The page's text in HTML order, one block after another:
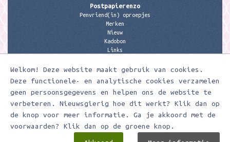
Welkom! Deze website maakt gebruik van cookies.
Deze functionele- en analytische cookies verzamelen
geen persoonsgegevens en helpen ons de website te
verbeteren. Nieuwsgierig hoe dit werkt? Klik dan op
de knop voor meer informatie. Ga je akkoord met de
voorwaarden? Klik dan op de groene knop.
Postpapierenzo
Penvriend(in) oproepjes
Merken
Nieuw
Kadobon
Links
Contactgegevens
Meerleuks
anita@meerleuks.nl
06 – 107 163 36
KVK nummer: 58807179
BTW nummer: 853190859B01